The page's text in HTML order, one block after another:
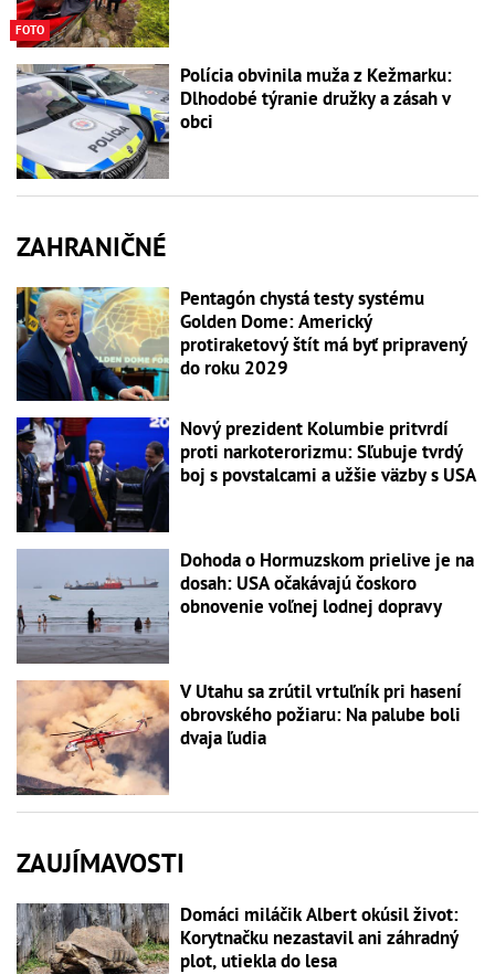
FOTO
Polícia obvinila muža z Kežmarku:
Dlhodobé týranie družky a zásah v
obci
ZAHRANIČNÉ
Pentagón chystá testy systému
Golden Dome: Americký
protiraketový štít má byť pripravený
do roku 2029
Nový prezident Kolumbie pritvrdí
proti narkoterorizmu: Sľubuje tvrdý
boj s povstalcami a užšie väzby s USA
Dohoda o Hormuzskom prielive je na
dosah: USA očakávajú čoskoro
obnovenie voľnej lodnej dopravy
V Utahu sa zrútil vrtuľník pri hasení
obrovského požiaru: Na palube boli
dvaja ľudia
ZAUJÍMAVOSTI
Domáci miláčik Albert okúsil život:
Korytnačku nezastavil ani záhradný
plot, utiekla do lesa